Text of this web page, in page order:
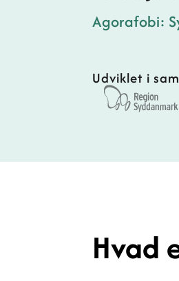
Agorafobi:
Udviklet i
Hvad